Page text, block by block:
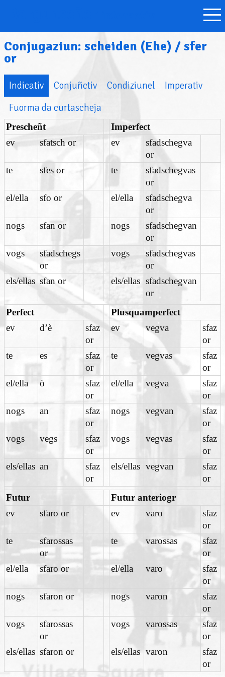
Conjugaziun: scheiden (Ehe) / sfer
or
Indicativ Conjuñctiv Condiziunel
Imperativ
Fuorma da curtascheja
Prescheñt
Imperfect
ev
sfatsch or ev
sfadschegva
or
te
sfes or te
sfadschegvas
or
el/ella
sfo or el/ella
sfadschegva
or
nogs
sfan or nogs
sfadschegvan
or
vogs
sfadschegs
or
vogs
sfadschegvas
or
els/ellas sfan or els/ellas sfadschegvan
or
Perfect
Plusquamperfect
ev
d’è
sfaz
or
ev vegva
sfaz
or
te
es
sfaz
or
te vegvas
sfaz
or
el/ella
ò
sfaz
or
el/ella vegva
sfaz
or
nogs
an
sfaz
or
nogs vegvan
sfaz
or
vogs
vegs
sfaz
or
vogs vegvas
sfaz
or
els/ellas an
sfaz
or
els/ellas vegvan
sfaz
or
Futur
Futur anteriogr
ev
sfaro or ev varo
sfaz
or
te
sfarossas
or
te varossas
sfaz
or
el/ella
sfaro or el/ella varo
sfaz
or
nogs
sfaron or nogs varon
sfaz
or
vogs
sfarossas
or
vogs varossas
sfaz
or
els/ellas sfaron or els/ellas varon
sfaz
or